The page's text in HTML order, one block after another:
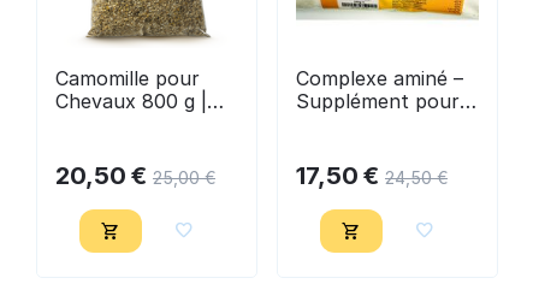
Camomille pour
Chevaux 800 g |
20,50 € 25,00 €
Complexe aminé –
Supplément pour
500 g - Horseflex
17,50 € 24,50 €